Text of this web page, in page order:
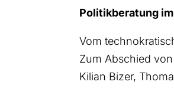
Poli­tik­be­ra­tung
Vom
Zum Abschied
Kili­an Bizer,